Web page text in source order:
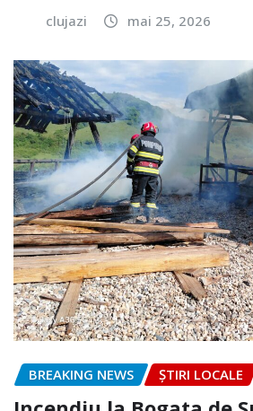
clujazi mai 25, 2026
BREAKING NEWS ȘTIRI LOCALE